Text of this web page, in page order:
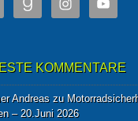
KOMMENTARE
Andreaszu
– 20.Juni 2026